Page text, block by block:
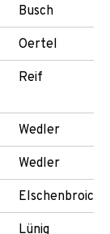
Busch
Oertel
Reif
Wedler
Wedler
Elschenbroich
Lünig